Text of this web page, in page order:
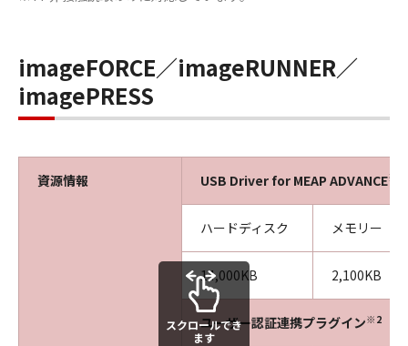
imageFORCE／imageRUNNER／
imagePRESS
資源情報 USB Driver for MEAP ADVANCE※1
ハードディスク メモリー
14,000KB 2,100KB
ユーザー認証連携プラグイン※2
スクロールでき
ます